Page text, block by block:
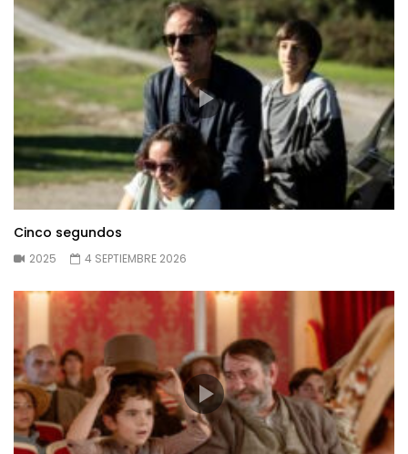
Cinco segundos
2025 4 SEPTIEMBRE 2026